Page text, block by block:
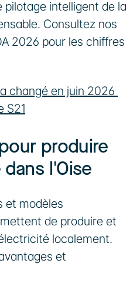
intelligent de la
Consultez nos
2026 pour les chiffres
changé en juin 2026
S21
produire
l'Oise
et modèles
de produire et
localement.
et